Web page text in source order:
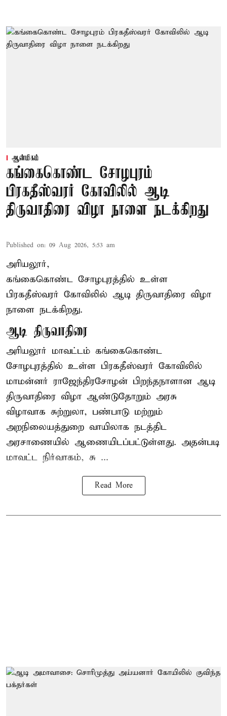
ஆன்மிகம்
கங்கைகொண்ட சோழபுரம்
பிரகதீஸ்வரர் கோவிலில் ஆடி
திருவாதிரை விழா நாளை நடக்கிறது
Published on: 09 Aug 2026, 5:53 am
அரியலூர்,
கங்கைகொண்ட சோழபுரத்தில் உள்ள
பிரகதீஸ்வரர் கோவிலில் ஆடி திருவாதிரை விழா
நாளை நடக்கிறது.
ஆடி திருவாதிரை
அரியலூர் மாவட்டம் கங்கைகொண்ட
சோழபுரத்தில் உள்ள பிரகதீஸ்வரர் கோவிலில்
மாமன்னர் ராஜேந்திரசோழன் பிறந்தநாளான ஆடி
திருவாதிரை விழா ஆண்டுதோறும் அரசு
விழாவாக சுற்றுலா, பண்பாடு மற்றும்
அறநிலையத்துறை வாயிலாக நடத்திட
அரசாணையில் ஆணையிடப்பட்டுள்ளது. அதன்படி
மாவட்ட நிர்வாகம், சு ...
Read More